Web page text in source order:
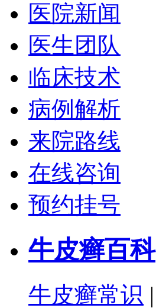
医院新闻
医生团队
临床技术
病例解析
来院路线
在线咨询
预约挂号
牛皮癣百科
牛皮癣常识 |